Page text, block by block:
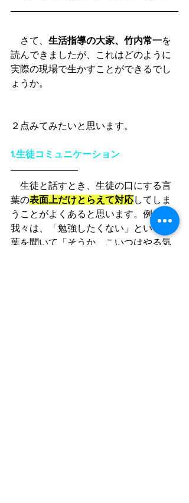
さて、 生活指導の大家、竹内常一を
読んできましたが、これはどのように
実際の現場で生かすことができるでし
ょうか。
２点みてみたいと思います。
1.生徒コミュニケーション
生徒と話すとき、生徒の口にする言
葉の表面上だけとらえて対応してしま
うことがよくあると思います。例えば
我々は、「勉強したくない」という言
葉を聞いて「そうか、こいつはやる気